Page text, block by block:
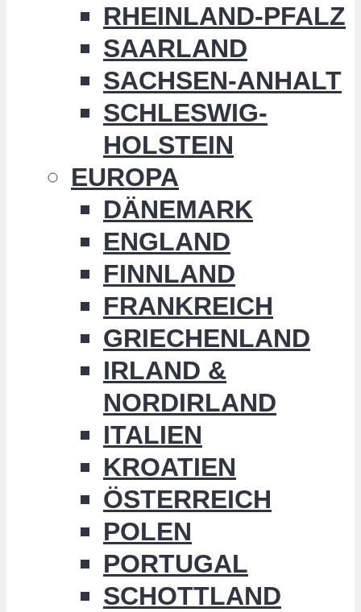
RHEINLAND-PFALZ
SAARLAND
SACHSEN-ANHALT
SCHLESWIG-
HOLSTEIN
EUROPA
DÄNEMARK
ENGLAND
FINNLAND
FRANKREICH
GRIECHENLAND
IRLAND &
NORDIRLAND
ITALIEN
KROATIEN
ÖSTERREICH
POLEN
PORTUGAL
SCHOTTLAND